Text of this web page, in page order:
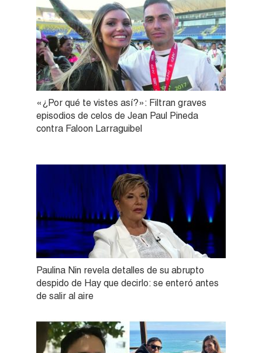
«¿Por qué te vistes así?»: Filtran graves
episodios de celos de Jean Paul Pineda
contra Faloon Larraguibel
Paulina Nin revela detalles de su abrupto
despido de Hay que decirlo: se enteró antes
de salir al aire